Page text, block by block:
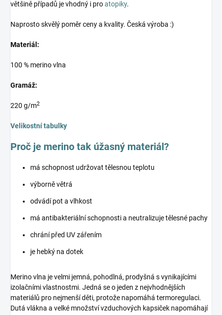
většině případů je vhodný i proatopiky.
Naprosto skvělý poměr ceny a kvality. Česká výroba :)
Materiál:
100 % merino vlna
Gramáž:
220 g/m2
Velikostní tabulky
Proč je merino tak úžasný materiál?
má schopnost udržovat tělesnou teplotu
výborně větrá
odvádí pot a vlhkost
má antibakteriální schopnosti a neutralizuje tělesné pachy
chrání před UV zářením
je hebký na dotek
Merino vlna je velmi jemná, pohodlná, prodyšná s vynikajícími
izolačními vlastnostmi. Jedná se o jeden z nejvhodnějších
materiálů pro nejmenší děti, protože napomáhá termoregulaci.
Dutá vlákna a velké množství vzduchových kapsiček napomáhají